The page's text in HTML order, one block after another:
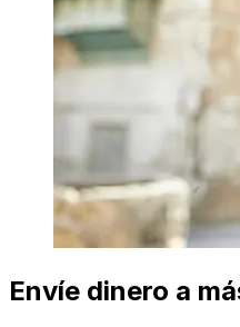
Envíe dinero a